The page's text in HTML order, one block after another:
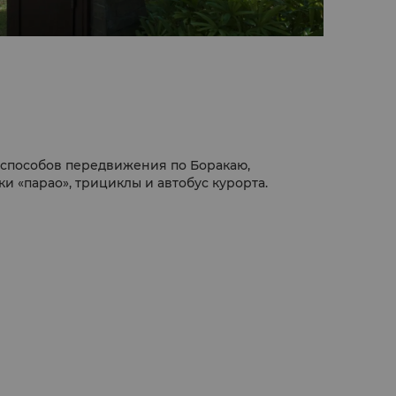
также могут совершить неспешную
и пещерам вокруг острова.
передвижения по Боракаю,
«парао», трициклы и автобус курорта.